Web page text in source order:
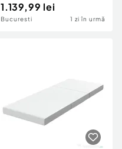
din Lemn de Pin cu Șină
Silențioasă, Ghidaj, Kit
1.139,99 lei
Bucuresti 1 zi în urmă